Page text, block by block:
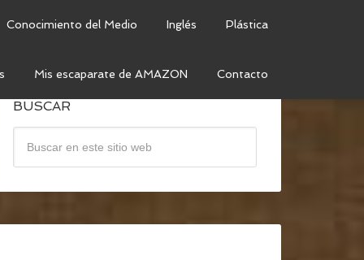
Conocimiento del Medio Inglés Plástica
Mis escaparate de AMAZON Contacto
BUSCAR